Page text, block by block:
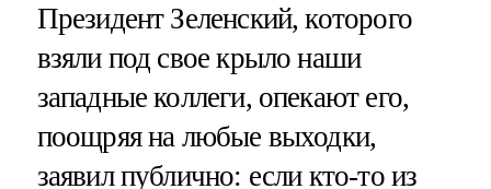
Президент Зеленский, которого
взяли под свое крыло наши
западные коллеги, опекают его,
поощряя на любые выходки,
заявил публично: если кто-то из